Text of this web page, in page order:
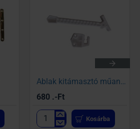
Ablak kitámasztó műanyag
680 .-Ft
Ablak
Kosárba